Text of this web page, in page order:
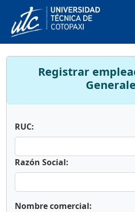
Registrar
RUC:
Razón Social:
Nombre comercial: